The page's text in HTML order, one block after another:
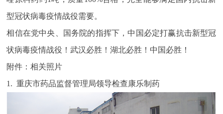
型冠状病毒疫情战役需要。
相信在党中央、国务院的指挥下，中国必定打赢抗击新型冠
状病毒疫情战役！武汉必胜！湖北必胜！中国必胜！
附件：相关照片
1. 重庆市药品监督管理局领导检查康乐制药